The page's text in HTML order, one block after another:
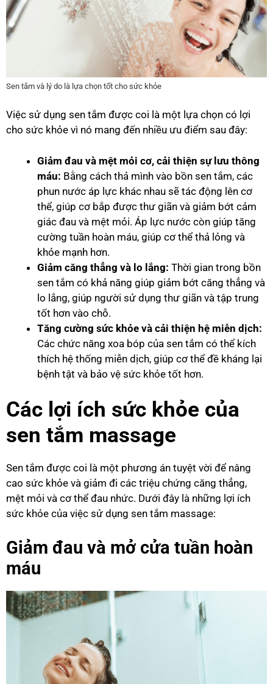
Sen tắm và lý do là lựa chọn tốt cho sức khỏe
Việc sử dụng sen tắm được coi là một lựa chọn có lợi
cho sức khỏe vì nó mang đến nhiều ưu điểm sau đây:
Giảm đau và mệt mỏi cơ, cải thiện sự lưu thông
máu: Bằng cách thả mình vào bồn sen tắm, các
phun nước áp lực khác nhau sẽ tác động lên cơ
thể, giúp cơ bắp được thư giãn và giảm bớt cảm
giác đau và mệt mỏi. Áp lực nước còn giúp tăng
cường tuần hoàn máu, giúp cơ thể thả lỏng và
khỏe mạnh hơn.
Giảm căng thẳng và lo lắng: Thời gian trong bồn
sen tắm có khả năng giúp giảm bớt căng thẳng và
lo lắng, giúp người sử dụng thư giãn và tập trung
tốt hơn vào chỗ.
Tăng cường sức khỏe và cải thiện hệ miễn dịch:
Các chức năng xoa bóp của sen tắm có thể kích
thích hệ thống miễn dịch, giúp cơ thể đề kháng lại
bệnh tật và bảo vệ sức khỏe tốt hơn.
Các lợi ích sức khỏe của
sen tắm massage
Sen tắm được coi là một phương án tuyệt vời để nâng
cao sức khỏe và giảm đi các triệu chứng căng thẳng,
mệt mỏi và cơ thể đau nhức. Dưới đây là những lợi ích
sức khỏe của việc sử dụng sen tắm massage:
Giảm đau và mở cửa tuần hoàn
máu